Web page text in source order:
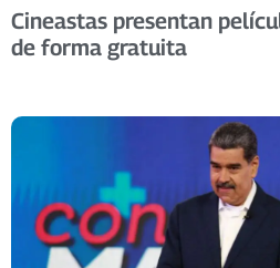
Cineastas presentan
de forma gratuita